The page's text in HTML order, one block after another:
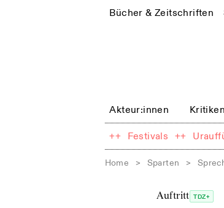
Bücher & Zeitschriften
Akteur:innen Kritiken
++ Festivals ++
Home > Sparten >
Auftritt TDZ+